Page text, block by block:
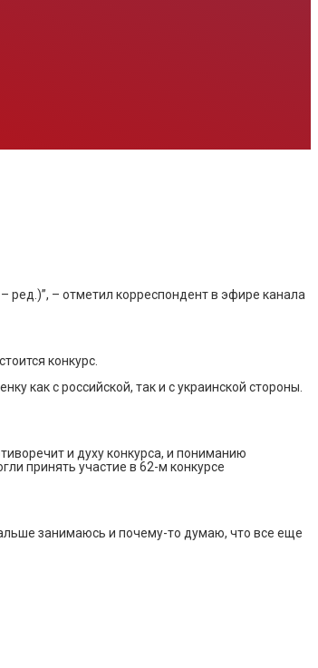
ред.)”, – отметил корреспондент в эфире канала
конкурс.
как с российской, так и с украинской стороны.
и духу конкурса, и пониманию
принять участие в 62-м конкурсе
занимаюсь и почему-то думаю, что все еще